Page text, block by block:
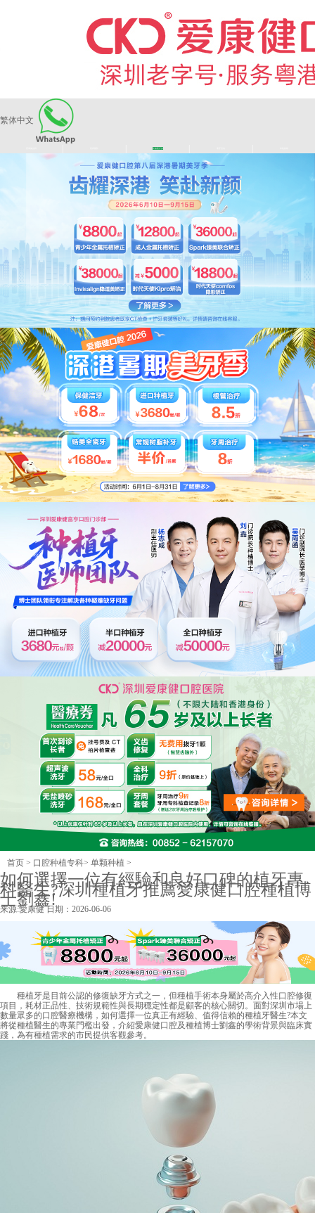
繁体中文
长者医疗券
首页 > 口腔种植专科> 单颗种植 >
如何選擇一位有經驗和良好口碑的植牙專
科醫生?深圳種植牙推薦愛康健口腔種植博
士劉鑫!
来源:愛康健日期：2026-06-06
種植牙是目前公認的修復缺牙方式之一，但種植手術本身屬於高介入性口腔修復
項目，耗材正品性、技術規範性與長期穩定性都是顧客的核心關切。面對深圳市場上
數量眾多的口腔醫療機構，如何選擇一位真正有經驗、值得信賴的種植牙醫生?本文
將從種植醫生的專業門檻出發，介紹愛康健口腔及種植博士劉鑫的學術背景與臨床實
踐，為有種植需求的市民提供客觀參考。